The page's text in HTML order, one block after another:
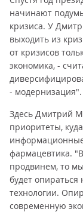
начинают
кризиса. У
выходить из
от кризисов
экономика, -
- модернизация".
Здесь Дмитрий
приоритеты,
фармацевтика.
продвинем, то
будет опираться
технологии.
современную